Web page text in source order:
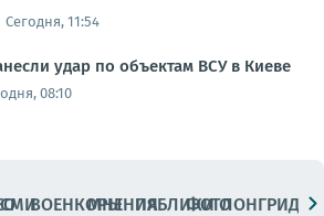
Сегодня, 11:54
удар по объектам ВСУ в Киеве
08:10
СМИВОЕНКОРЫМНЕНИЯПАБЛИКИ
ФОТОЛОНГРИДЫ